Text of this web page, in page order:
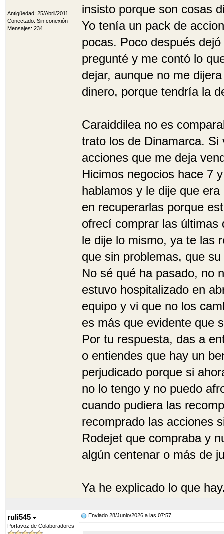
Antigüedad: 25/Abril/2011
Conectado: Sin conexión
Mensajes: 234
insisto porque son cosas
Yo tenía un pack de
pocas. Poco después
pregunté y me contó lo
dejar, aunque no me
dinero, porque tendría la
Caraiddilea no es
trato los de Dinamarca.
acciones que me deja
Hicimos negocios hace 7
hablamos y le dije que
en recuperarlas porque
ofrecí comprar las últimas
le dije lo mismo, ya te las
que sin problemas, que
No sé qué ha pasado, no
estuvo hospitalizado en
equipo y vi que no los
es más que evidente que
Por tu respuesta, das a
o entiendes que hay un
perjudicado porque si
no lo tengo y no puedo
cuando pudiera las
recomprado las acciones
Rodejet que compraba y
algún centenar o más de
Ya he explicado lo que
ruli545
Portavoz de Colaboradores
Enviado 28/Junio/2026 a las 07:57